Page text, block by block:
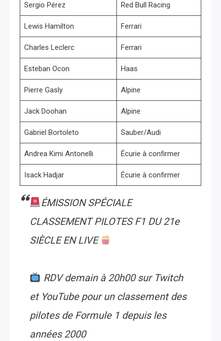
Sergio Pérez Red Bull Racing
Lewis Hamilton Ferrari
Charles Leclerc Ferrari
Esteban Ocon Haas
Pierre Gasly Alpine
Jack Doohan Alpine
Gabriel Bortoleto Sauber/Audi
Andrea Kimi Antonelli Écurie à confirmer
Isack Hadjar Écurie à confirmer
ÉMISSION SPÉCIALE
CLASSEMENT PILOTES F1 DU 21e
SIÈCLE EN LIVE
RDV demain à 20h00 sur Twitch
et YouTube pour un classement des
pilotes de Formule 1 depuis les
années 2000